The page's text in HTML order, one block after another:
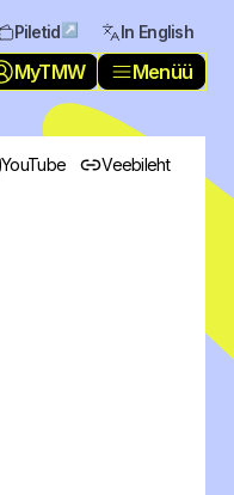
Piletid ↗ In English
MyTMW Menüü
YouTube Veebileht